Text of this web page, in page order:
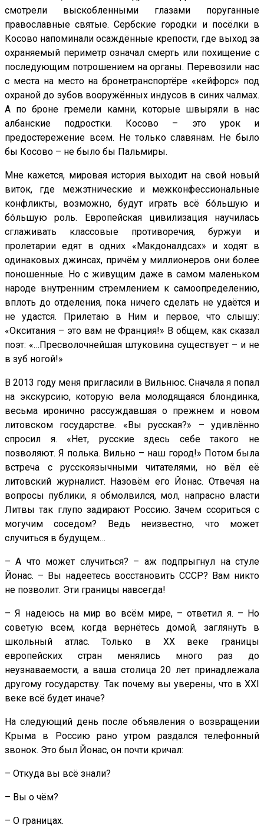
смотрели выскобленными глазами поруганные
православные святые. Сербские городки и посёлки в
Косово напоминали осаждённые крепости, где выход за
охраняемый периметр означал смерть или похищение с
последующим потрошением на органы. Перевозили нас
с места на место на бронетранспортёре «кейфорс» под
охраной до зубов вооружённых индусов в синих чалмах.
А по броне гремели камни, которые швыряли в нас
албанские подростки. Косово – это урок и
предостережение всем. Не только славянам. Не было
бы Косово – не было бы Пальмиры.
Мне кажется, мировая история выходит на свой новый
виток, где межэтнические и межконфессиональные
конфликты, возможно, будут играть всё бóльшую и
бóльшую роль. Европейская цивилизация на­училась
сглаживать классовые противоречия, буржуи и
пролетарии едят в одних «Макдоналдсах» и ходят в
одинаковых джинсах, причём у миллионеров они более
поношенные. Но с живущим даже в самом маленьком
народе внутренним стремлением к самоопределению,
вплоть до отделения, пока ничего сделать не удаётся и
не удастся. Прилетаю в Ним и первое, что слышу:
«Окситания – это вам не Франция!» В общем, как сказал
поэт: «…Пресволочнейшая штуковина существует – и не
в зуб ногой!»
В 2013 году меня пригласили в Вильнюс. Сначала я попал
на экскурсию, которую вела молодящаяся блондинка,
весьма иронично рассуждавшая о прежнем и новом
литовском государстве. «Вы русская?» – удивлённо
спросил я. «Нет, русские здесь себе такого не
позволяют. Я полька. Вильно – наш город!» Потом была
встреча с русскоязычными читателями, но вёл её
литовский журналист. Назовём его Йонас. Отвечая на
вопросы публики, я обмолвился, мол, напрасно власти
Литвы так глупо задирают Россию. Зачем ссориться с
могучим соседом? Ведь неизвестно, что может
случиться в будущем…
– А что может случиться? – аж подпрыгнул на стуле
Йонас. – Вы надеетесь восстановить СССР? Вам никто
не позволит. Эти границы навсегда!
– Я надеюсь на мир во всём мире, – ответил я. – Но
советую всем, когда вернётесь домой, заглянуть в
школьный атлас. Только в ХХ веке границы
европейских стран менялись много раз до
неузнаваемости, а ваша столица 20 лет принадлежала
другому государству. Так почему вы уверены, что в XXI
веке всё будет иначе?
На следующий день после объявления о возвращении
Крыма в Россию рано утром раздался телефонный
звонок. Это был Йонас, он почти кричал:
– Откуда вы всё знали?
– Вы о чём?
– О границах.